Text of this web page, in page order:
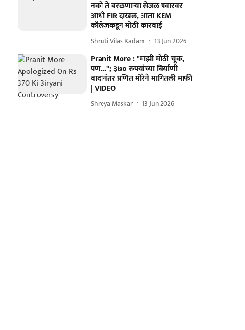
नको ते बरळणाऱ्या सेजल पवारवर
आधी FIR दाखल, आता KEM
कॉलेजकडून मोठी कारवाई
Shruti Vilas Kadam 13 Jun 2026
Pranit More : "माझी मोठी चूक,
पण..."; ३७० रुपयांच्या बिर्याणी
वादानंतर प्रणित मोरेने मागितली माफी
| VIDEO
Shreya Maskar 13 Jun 2026